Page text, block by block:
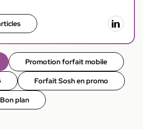
Promotion forfait mobile
Forfait Sosh en promo
Bon plan